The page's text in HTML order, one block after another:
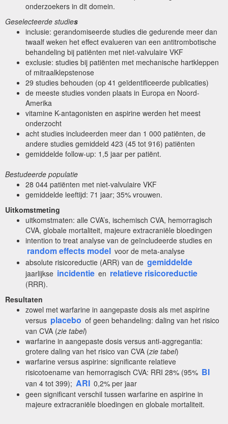
onderzoekers in dit domein.
Geselecteerde studies
inclusie: gerandomiseerde studies die gedurende meer dan
twaalf weken het effect evalueren van een antitrombotische
behandeling bij patiënten met niet-valvulaire VKF
exclusie: studies bij patiënten met mechanische hartkleppen
of mitraalklepstenose
29 studies behouden (op 41 geïdentificeerde publicaties)
de meeste studies vonden plaats in Europa en Noord-
Amerika
vitamine K-antagonisten en aspirine werden het meest
onderzocht
acht studies includeerden meer dan 1 000 patiënten, de
andere studies gemiddeld 423 (45 tot 916) patiënten
gemiddelde follow-up: 1,5 jaar per patiënt.
Bestudeerde populatie
28 044 patiënten met niet-valvulaire VKF
gemiddelde leeftijd: 71 jaar; 35% vrouwen.
Uitkomstmeting
uitkomstmaten: alle CVA’s, ischemisch CVA, hemorragisch
CVA, globale mortaliteit, majeure extracraniële bloedingen
intention to treat analyse van de geïncludeerde studies en
random effects model voor de meta-analyse
absolute risicoreductie (ARR) van de gemiddelde
jaarlijkse incidentie en relatieve risicoreductie
(RRR).
Resultaten
zowel met warfarine in aangepaste dosis als met aspirine
versus placebo of geen behandeling: daling van het risico
van CVA (zie tabel)
warfarine in aangepaste dosis versus anti-aggregantia:
grotere daling van het risico van CVA (zie tabel)
warfarine versus aspirine: significante relatieve
risicotoename van hemorragisch CVA: RRI 28% (95% BI
van 4 tot 399); ARI 0,2% per jaar
geen significant verschil tussen warfarine en aspirine in
majeure extracraniële bloedingen en globale mortaliteit.